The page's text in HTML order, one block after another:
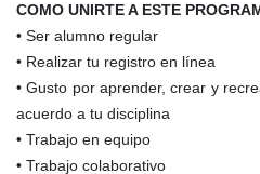
COMO UNIRTE A ESTE
• Ser alumno regular
• Realizar tu registro en línea
• Gusto por aprender, crear y
acuerdo a tu disciplina
• Trabajo en equipo
• Trabajo colaborativo